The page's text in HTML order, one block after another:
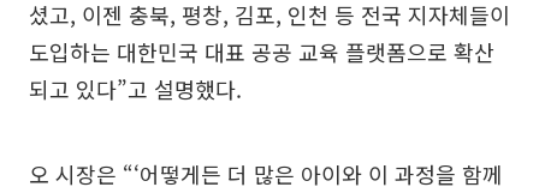
셨고, 이젠 충북, 평창, 김포, 인천 등 전국 지자체들이
도입하는 대한민국 대표 공공 교육 플랫폼으로 확산
되고 있다”고 설명했다.
오 시장은 “‘어떻게든 더 많은 아이와 이 과정을 함께